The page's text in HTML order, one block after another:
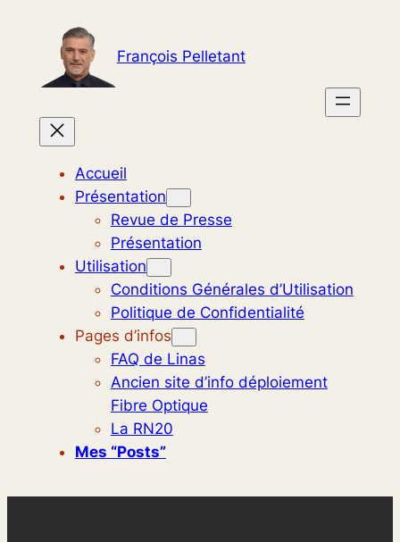
contenu
François Pelletant
Accueil
Présentation
Revue de Presse
Présentation
Utilisation
Conditions Générales d’Utilisation
Politique de Confidentialité
Pages d’infos
FAQ de Linas
Ancien site d’info déploiement
Fibre Optique
La RN20
Mes “posts”